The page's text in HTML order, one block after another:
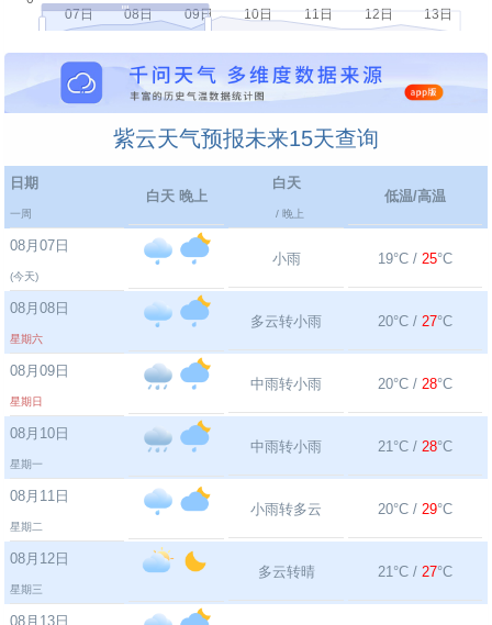
紫云天气预报未来15天查询
日期
一周
白天 晚上
白天
/ 晚上
低温/高温
08月07日
(今天)
小雨 19°C / 25°C
08月08日
星期六
多云转小雨 20°C / 27°C
08月09日
星期日
中雨转小雨 20°C / 28°C
08月10日
星期一
中雨转小雨 21°C / 28°C
08月11日
星期二
小雨转多云 20°C / 29°C
08月12日
星期三
多云转晴 21°C / 27°C
08月13日